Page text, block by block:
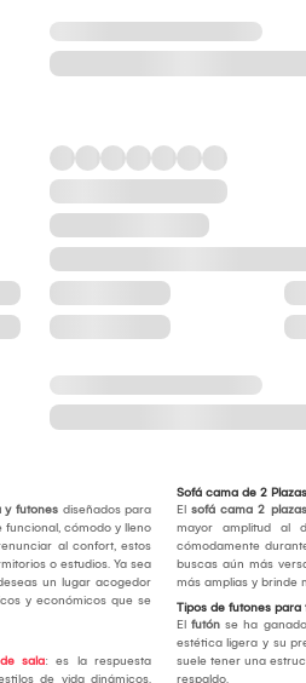
y futones diseñados para
cómodo y lleno
al confort, estos
o estudios. Ya sea
un lugar acogedor
y económicos que se
sala: es la respuesta
de vida dinámicos.
Sofá cama de 2 Plazas
El sofá cama 2 plazas
mayor amplitud al
cómodamente
buscas aún más
más amplias y brinde
Tipos de futones para
El futónse ha
estética ligera y su
suele tener una
respaldo.